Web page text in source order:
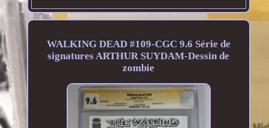
WALKING DEAD #109-CGC 9.6 Série de
signatures ARTHUR SUYDAM-Dessin de
zombie